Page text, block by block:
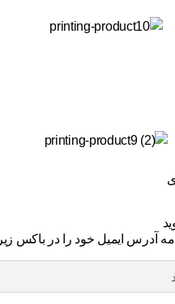
ایمیل خود را در باکس زیر